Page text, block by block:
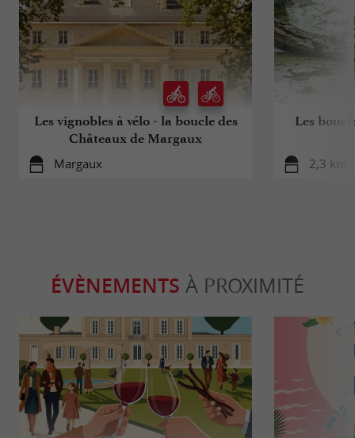
Les vignobles à vélo - la boucle des
Châteaux de Margaux
Margaux
Les
2,3 km
ÉVÈNEMENTS À PROXIMITÉ